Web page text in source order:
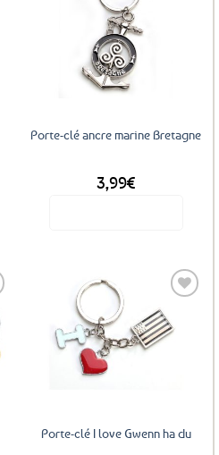
Porte-clé ancre marine Bretagne
3,99€
Ajouter
Porte-clé I love Gwenn ha du